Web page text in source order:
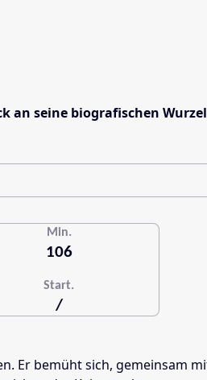
an seine biografischen
Min.
106
Start.
/
bemüht sich, gemeinsam